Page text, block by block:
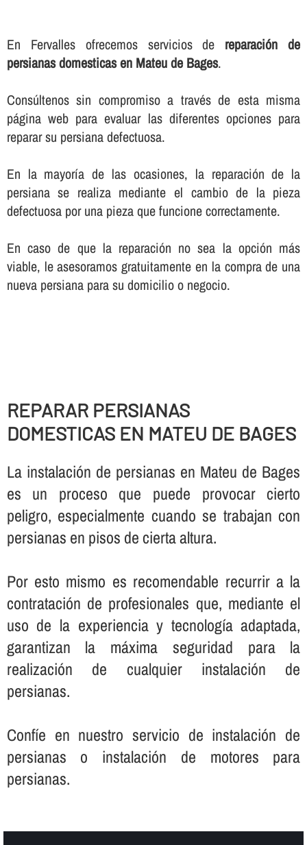
En Fervalles ofrecemos servicios de reparación de
persianas domesticas en Mateu de Bages.
Consúltenos sin compromiso a través de esta misma
página web para evaluar las diferentes opciones para
reparar su persiana defectuosa.
En la mayorí­a de las ocasiones, la reparación de la
persiana se realiza mediante el cambio de la pieza
defectuosa por una pieza que funcione correctamente.
En caso de que la reparación no sea la opción más
viable, le asesoramos gratuitamente en la compra de una
nueva persiana para su domicilio o negocio.
REPARAR PERSIANAS
DOMESTICAS EN MATEU DE BAGES
La instalación de persianas en Mateu de Bages
es un proceso que puede provocar cierto
peligro, especialmente cuando se trabajan con
persianas en pisos de cierta altura.
Por esto mismo es recomendable recurrir a la
contratación de profesionales que, mediante el
uso de la experiencia y tecnologí­a adaptada,
garantizan la máxima seguridad para la
realización de cualquier instalación de
persianas.
Confí­e en nuestro servicio de instalación de
persianas o instalación de motores para
persianas.